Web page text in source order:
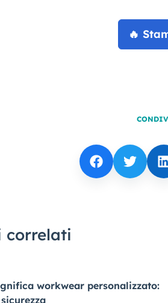
🔥
correlati
workwear personalizzato: